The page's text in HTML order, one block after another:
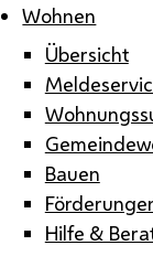
Wohnen
Übersicht
Bauen
Hilfe &